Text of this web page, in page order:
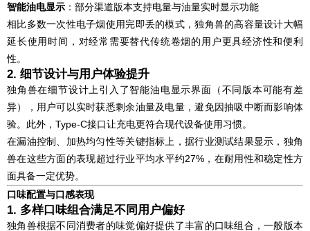
智能油电显示 ：部分渠道版本支持电量与油量实时显示功能
相比多数一次性电子烟使用完即丢的模式，独角兽的高容量设计大幅
延长使用时间，对经常需要替代传统卷烟的用户更具经济性和便利
性。
2. 细节设计与用户体验提升
独角兽在细节设计上引入了智能油电显示界面（不同版本可能有差
异），用户可以实时获悉剩余油量及电量，避免因抽吸中断而影响体
验。此外，Type-C接口让充电更符合现代设备使用习惯。
在漏油控制、加热均匀性等关键指标上，据行业测试结果显示，独角
兽在这些方面的表现超过行业平均水平约27%，在耐用性和稳定性方
面具备一定优势。
口味配置与口感表现
1. 多样口味组合满足不同用户偏好
独角兽根据不同消费者的味觉偏好提供了丰富的口味组合，一般版本